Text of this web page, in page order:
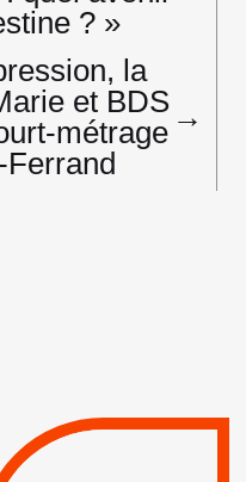
? »
la
et BDS
métrage →